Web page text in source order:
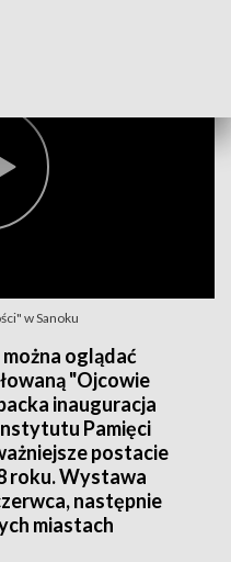
w Sanoku
oglądać
"Ojcowie
inauguracja
Pamięci
postacie
roku. Wystawa
następnie
miastach